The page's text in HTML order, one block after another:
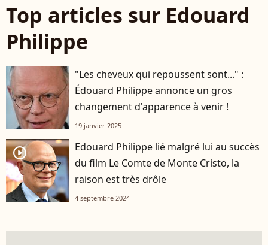
Top articles sur Edouard
Philippe
"Les cheveux qui repoussent sont..." :
Édouard Philippe annonce un gros
changement d'apparence à venir !
19 janvier 2025
player2
Edouard Philippe lié malgré lui au succès
du film Le Comte de Monte Cristo, la
raison est très drôle
4 septembre 2024